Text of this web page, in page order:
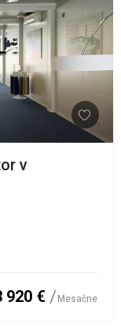
v
920 € Mesačne